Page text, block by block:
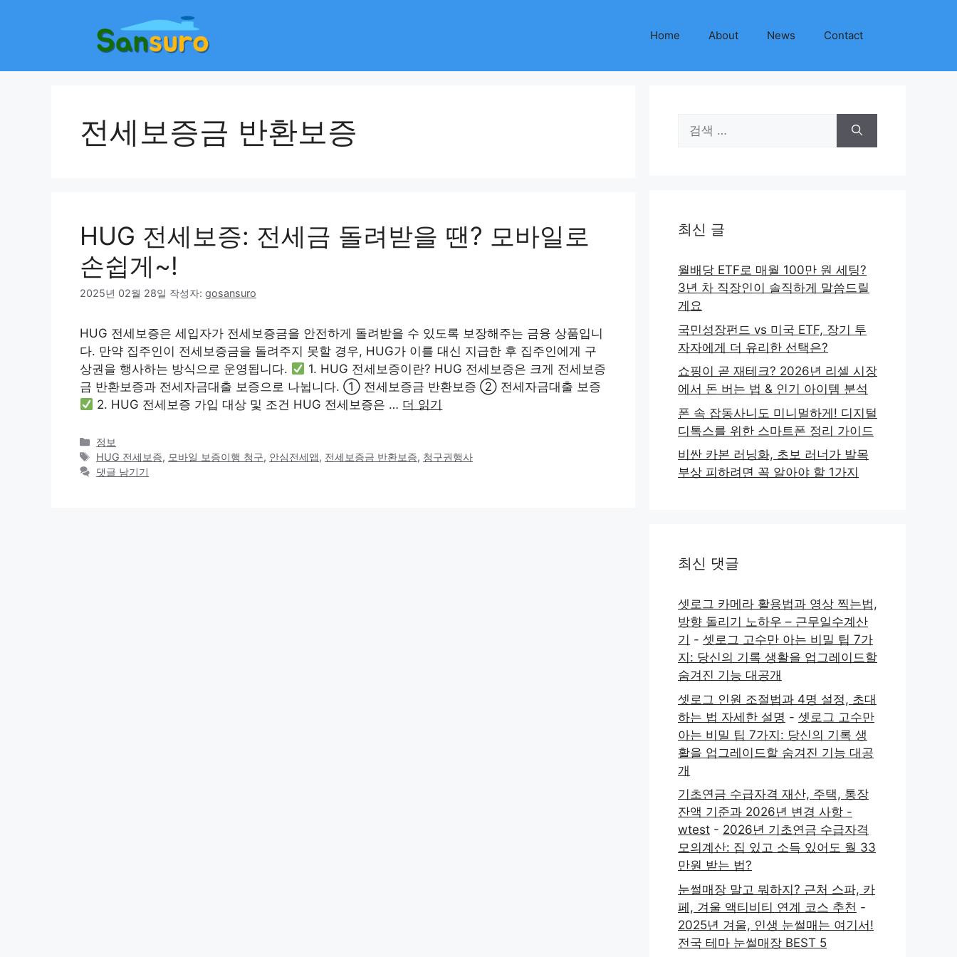
Home About News Contact
전세보증금 반환보증
HUG 전세보증: 전세금 돌려받을 땐? 모바일로
손쉽게~!
2025년 02월 28일 작성자: gosansuro
HUG 전세보증은 세입자가 전세보증금을 안전하게 돌려받을 수 있도록 보장해주는 금융 상품입니
다. 만약 집주인이 전세보증금을 돌려주지 못할 경우, HUG가 이를 대신 지급한 후 집주인에게 구
상권을 행사하는 방식으로 운영됩니다.
1. HUG 전세보증이란? HUG 전세보증은 크게 전세보증
금 반환보증과 전세자금대출 보증으로 나뉩니다. ① 전세보증금 반환보증 ② 전세자금대출 보증
2. HUG 전세보증 가입 대상 및 조건 HUG 전세보증은 … 더 읽기
카
테
고
정보
태
그
HUG 전세보증, 모바일 보증이행 청구, 안심전세앱, 전세보증금 반환보증, 청구권행사
댓글 남기기
색:
최신 글
월배당 ETF로 매월 100만 원 세팅?
3년 차 직장인이 솔직하게 말씀드릴
게요
국민성장펀드 vs 미국 ETF, 장기 투
자자에게 더 유리한 선택은?
쇼핑이 곧 재테크? 2026년 리셀 시장
에서 돈 버는 법 & 인기 아이템 분석
폰 속 잡동사니도 미니멀하게! 디지털
디톡스를 위한 스마트폰 정리 가이드
비싼 카본 러닝화, 초보 러너가 발목
부상 피하려면 꼭 알아야 할 1가지
최신 댓글
셋로그 카메라 활용법과 영상 찍는법,
방향 돌리기 노하우 – 근무일수계산
기 - 셋로그 고수만 아는 비밀 팁 7가
지: 당신의 기록 생활을 업그레이드할
숨겨진 기능 대공개
셋로그 인원 조절법과 4명 설정, 초대
하는 법 자세한 설명 - 셋로그 고수만
아는 비밀 팁 7가지: 당신의 기록 생
활을 업그레이드할 숨겨진 기능 대공
개
기초연금 수급자격 재산, 주택, 통장
잔액 기준과 2026년 변경 사항 -
wtest - 2026년 기초연금 수급자격
모의계산: 집 있고 소득 있어도 월 33
만원 받는 법?
눈썰매장 말고 뭐하지? 근처 스파, 카
페, 겨울 액티비티 연계 코스 추천 -
2025년 겨울, 인생 눈썰매는 여기서!
전국 테마 눈썰매장 BEST 5